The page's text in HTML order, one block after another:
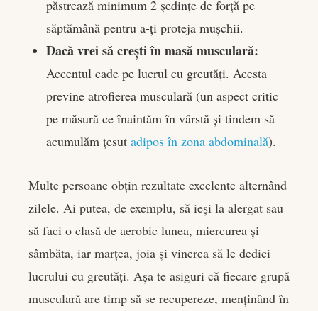
păstrează minimum 2 ședințe de forță pe
săptămână pentru a-ți proteja mușchii.
Dacă vrei să crești în masă musculară:
Accentul cade pe lucrul cu greutăți. Acesta
previne atrofierea musculară (un aspect critic
pe măsură ce înaintăm în vârstă și tindem să
acumulăm țesut adipos în zona abdominală).
Multe persoane obțin rezultate excelente alternând
zilele. Ai putea, de exemplu, să ieși la alergat sau
să faci o clasă de aerobic lunea, miercurea și
sâmbăta, iar marțea, joia și vinerea să le dedici
lucrului cu greutăți. Așa te asiguri că fiecare grupă
musculară are timp să se recupereze, menținând în